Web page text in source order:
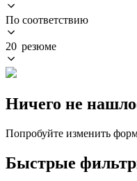
По соответствию
20 резюме
Ничего не
Попробуйте изменить
Быстрые